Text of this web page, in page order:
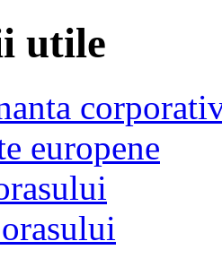
utile
europene